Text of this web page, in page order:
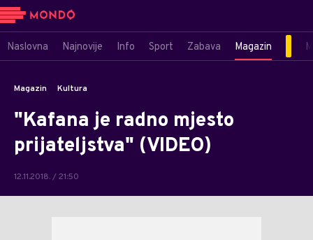
Naslovna Najnovije Info Sport Zabava Magazin
Magazin Kultura
"Kafana je radno mjesto
prijateljstva" (VIDEO)
12.11.2018. / 21:50